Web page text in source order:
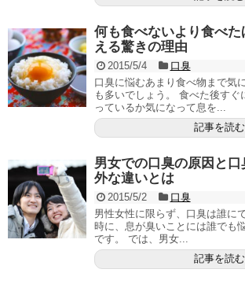
何も食べないより食べ
える驚きの理由
2015/5/4
口臭
口臭に悩むあまり食べ物まで気
も多いでしょう。 食べた後すぐ
っているか気になって息を...
記事を読む
男女での口臭の原因と
外な違いとは
2015/5/2
口臭
男性女性に限らず、口臭は誰に
時に、息が臭いことには誰でも
です。 では、男女...
記事を読む